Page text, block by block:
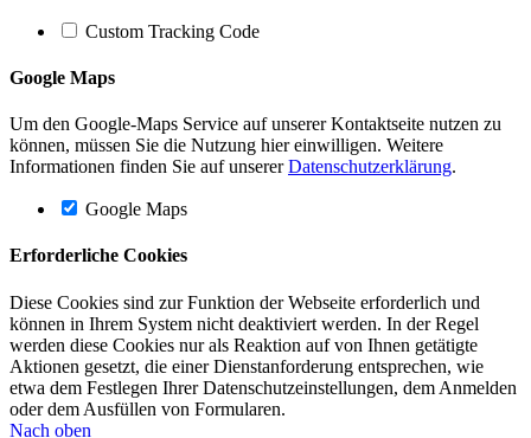
Custom Tracking Code
Google Maps
Um den Google-Maps Service auf unserer Kontaktseite nutzen zu
können, müssen Sie die Nutzung hier einwilligen. Weitere
Informationen finden Sie auf unsererDatenschutzerklärung.
Google Maps
Erforderliche Cookies
Diese Cookies sind zur Funktion der Webseite erforderlich und
können in Ihrem System nicht deaktiviert werden. In der Regel
werden diese Cookies nur als Reaktion auf von Ihnen getätigte
Aktionen gesetzt, die einer Dienstanforderung entsprechen, wie
etwa dem Festlegen Ihrer Datenschutzeinstellungen, dem Anmelden
oder dem Ausfüllen von Formularen.
Nach oben